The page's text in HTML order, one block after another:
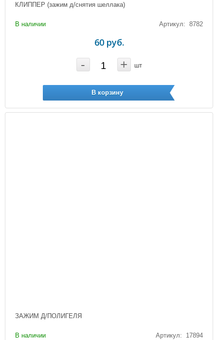
КЛИППЕР (зажим д/снятия шеллака)
В наличии Артикул: 8782
60 руб.
- + шт
В корзину
ЗАЖИМ Д/ПОЛИГЕЛЯ
В наличии Артикул: 17894